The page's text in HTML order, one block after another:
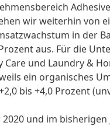
Adhesive
wir weiterhin von
in der
aus. Für die
Care und Laundry &
ein organisches
bis +4,0 Prozent
2020 und im